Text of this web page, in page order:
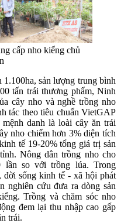
cấp nho kiểng chủ
sản lượng trung bình
tấn trái thương phẩm, Ninh
cây nho và nghề trồng nho
tác theo tiêu chuẩn VietGAP
danh là loài cây ăn trái
nho chiếm hơn 3% diện tích
tế 19-20% tổng giá trị sản
Nông dân trồng nho cho
lần so với trồng lúa. Trong
đời sống kinh tế - xã hội phát
nghiên cứu đưa ra dòng sản
Trồng và chăm sóc nho
đem lại thu nhập cao gấp
trái.